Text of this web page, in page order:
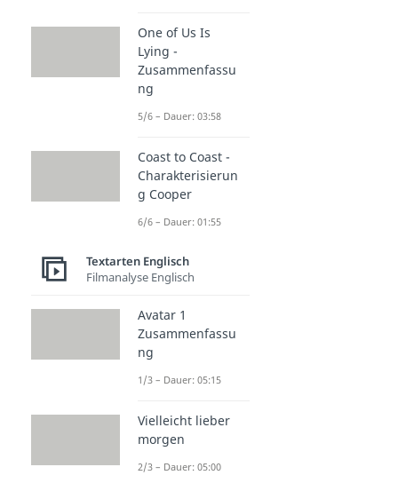
One of Us Is
Lying -
Zusammenfassu
ng
5/6 – Dauer: 03:58
Coast to Coast -
Charakterisierun
g Cooper
6/6 – Dauer: 01:55
Textarten Englisch
Filmanalyse Englisch
Avatar 1
Zusammenfassu
ng
1/3 – Dauer: 05:15
Vielleicht lieber
morgen
2/3 – Dauer: 05:00